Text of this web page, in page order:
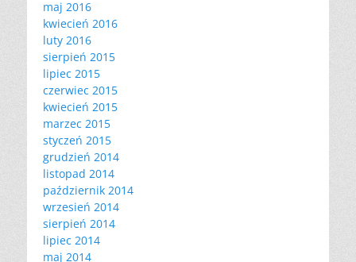
maj 2016
kwiecień 2016
luty 2016
sierpień 2015
lipiec 2015
czerwiec 2015
kwiecień 2015
marzec 2015
styczeń 2015
grudzień 2014
listopad 2014
październik 2014
wrzesień 2014
sierpień 2014
lipiec 2014
maj 2014